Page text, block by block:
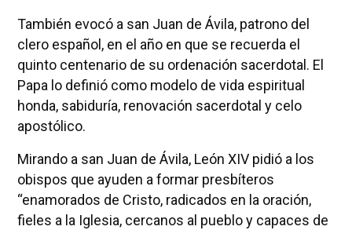
También evocó a san Juan de Ávila, patrono del
clero español, en el año en que se recuerda el
quinto centenario de su ordenación sacerdotal. El
Papa lo definió como modelo de vida espiritual
honda, sabiduría, renovación sacerdotal y celo
apostólico.
Mirando a san Juan de Ávila, León XIV pidió a los
obispos que ayuden a formar presbíteros
“enamorados de Cristo, radicados en la oración,
fieles a la Iglesia, cercanos al pueblo y capaces de